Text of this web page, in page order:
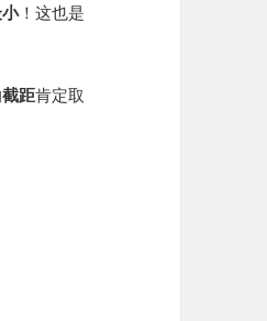
！这也是
截距肯定取